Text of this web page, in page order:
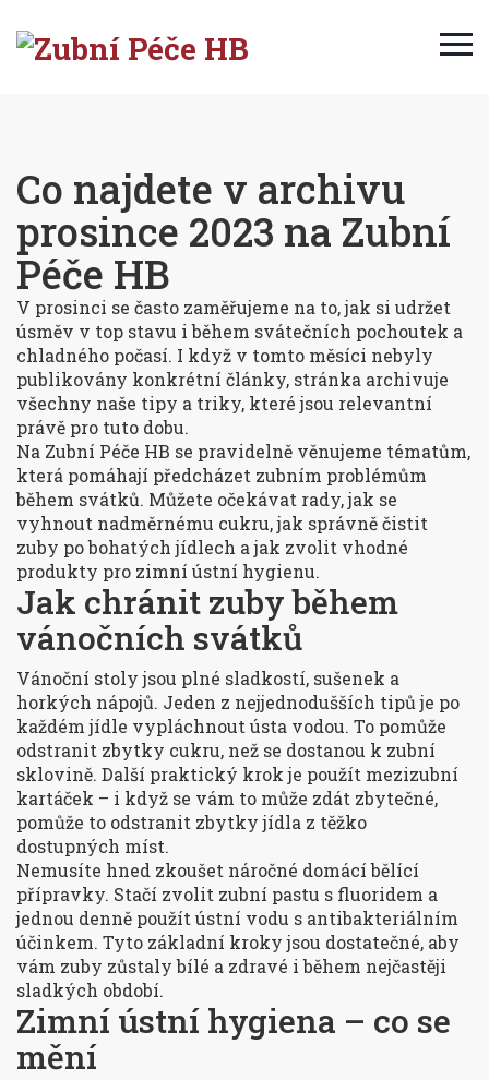
Co najdete v archivu
prosince 2023 na Zubní
Péče HB
V prosinci se často zaměřujeme na to, jak si udržet
úsměv v top stavu i během svátečních pochoutek a
chladného počasí. I když v tomto měsíci nebyly
publikovány konkrétní články, stránka archivuje
všechny naše tipy a triky, které jsou relevantní
právě pro tuto dobu.
Na Zubní Péče HB se pravidelně věnujeme tématům,
která pomáhají předcházet zubním problémům
během svátků. Můžete očekávat rady, jak se
vyhnout nadměrnému cukru, jak správně čistit
zuby po bohatých jídlech a jak zvolit vhodné
produkty pro zimní ústní hygienu.
Jak chránit zuby během
vánočních svátků
Vánoční stoly jsou plné sladkostí, sušenek a
horkých nápojů. Jeden z nejjednodušších tipů je po
každém jídle vypláchnout ústa vodou. To pomůže
odstranit zbytky cukru, než se dostanou k zubní
sklovině. Další praktický krok je použít mezizubní
kartáček – i když se vám to může zdát zbytečné,
pomůže to odstranit zbytky jídla z těžko
dostupných míst.
Nemusíte hned zkoušet náročné domácí bělící
přípravky. Stačí zvolit zubní pastu s fluoridem a
jednou denně použít ústní vodu s antibakteriálním
účinkem. Tyto základní kroky jsou dostatečné, aby
vám zuby zůstaly bílé a zdravé i během nejčastěji
sladkých období.
Zimní ústní hygiena – co se
mění